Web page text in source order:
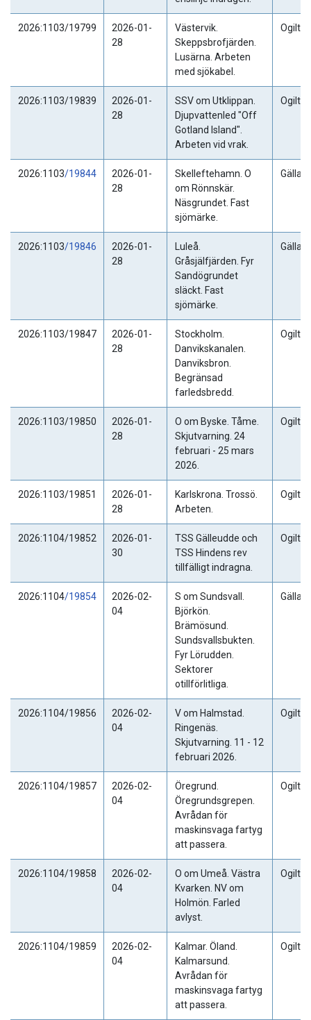
2026:1103/19799
2026-01-
28
Västervik.
Skeppsbrofjärden.
Lusärna. Arbeten
med sjökabel.
Ogiltig
2026:1103/19839
2026-01-
28
SSV om Utklippan.
Djupvattenled "Off
Gotland Island".
Arbeten vid vrak.
Ogiltig
2026:1103/19844
2026-01-
28
Skelleftehamn. O
om Rönnskär.
Näsgrundet. Fast
sjömärke.
2026:1103/19846
2026-01-
28
Luleå.
Gråsjälfjärden. Fyr
Sandögrundet
släckt. Fast
sjömärke.
2026:1103/19847
2026-01-
28
Stockholm.
Danvikskanalen.
Danviksbron.
Begränsad
farledsbredd.
Ogiltig
2026:1103/19850
2026-01-
28
O om Byske. Tåme.
Skjutvarning. 24
februari - 25 mars
2026.
Ogiltig
2026:1103/19851
2026-01-
28
Karlskrona. Trossö.
Arbeten.
Ogiltig
2026:1104/19852
2026-01-
30
TSS Gälleudde och
TSS Hindens rev
tillfälligt indragna.
Ogiltig
2026:1104/19854
2026-02-
04
S om Sundsvall.
Björkön.
Brämösund.
Sundsvallsbukten.
Fyr Lörudden.
Sektorer
otillförlitliga.
2026:1104/19856
2026-02-
04
V om Halmstad.
Ringenäs.
Skjutvarning. 11 - 12
februari 2026.
Ogiltig
2026:1104/19857
2026-02-
04
Öregrund.
Öregrundsgrepen.
Avrådan för
maskinsvaga fartyg
att passera.
Ogiltig
2026:1104/19858
2026-02-
04
O om Umeå. Västra
Kvarken. NV om
Holmön. Farled
avlyst.
Ogiltig
2026:1104/19859
2026-02-
04
Kalmar. Öland.
Kalmarsund.
Avrådan för
maskinsvaga fartyg
att passera.
Ogiltig